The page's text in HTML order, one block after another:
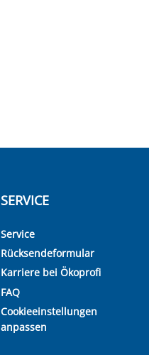
SERVICE
Service
Rücksendeformular
Karriere bei Ökoprofi
FAQ
Cookieeinstellungen
anpassen